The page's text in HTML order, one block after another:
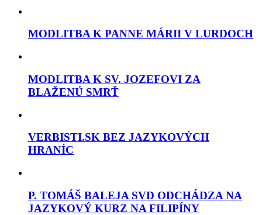
MODLITBA K PANNE MÁRII V LURDOCH
MODLITBA K SV. JOZEFOVI ZA
BLAŽENÚ SMRŤ
VERBISTI.SK BEZ JAZYKOVÝCH
HRANÍC
P. TOMÁŠ BALEJA SVD ODCHÁDZA NA
JAZYKOVÝ KURZ NA FILIPÍNY